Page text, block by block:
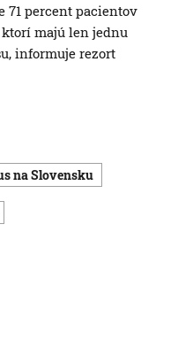
71 percent pacientov
majú len jednu
informuje rezort
na Slovensku